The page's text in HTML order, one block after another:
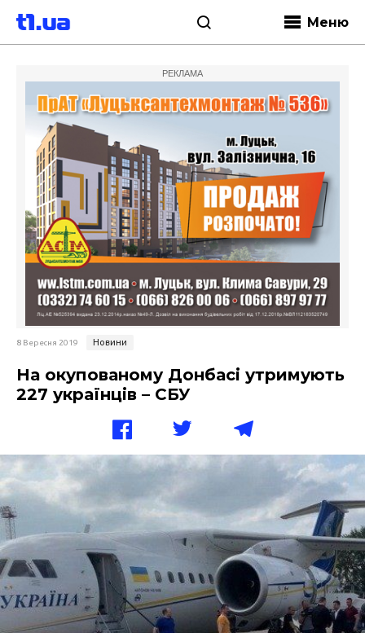
Меню
РЕКЛАМА
8 Вересня 2019 Новини
На окупованому Донбасі утримують
227 українців – СБУ